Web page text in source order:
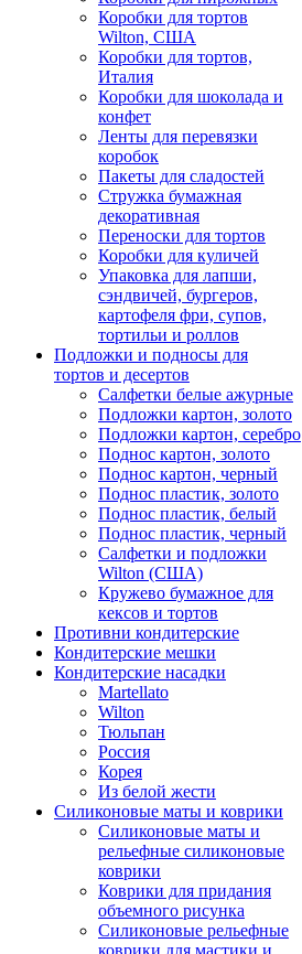
Коробки для тортов
Wilton, США
Коробки для тортов,
Италия
Коробки для шоколада и
конфет
Ленты для перевязки
коробок
Пакеты для сладостей
Стружка бумажная
декоративная
Переноски для тортов
Коробки для куличей
Упаковка для лапши,
сэндвичей, бургеров,
картофеля фри, супов,
тортильи и роллов
Подложки и подносы для
тортов и десертов
Салфетки белые ажурные
Подложки картон, золото
Подложки картон, серебро
Поднос картон, золото
Поднос картон, черный
Поднос пластик, золото
Поднос пластик, белый
Поднос пластик, черный
Салфетки и подложки
Wilton (США)
Кружево бумажное для
кексов и тортов
Противни кондитерские
Кондитерские мешки
Кондитерские насадки
Martellato
Wilton
Тюльпан
Россия
Корея
Из белой жести
Силиконовые маты и коврики
Силиконовые маты и
рельефные силиконовые
коврики
Коврики для придания
объемного рисунка
Силиконовые рельефные